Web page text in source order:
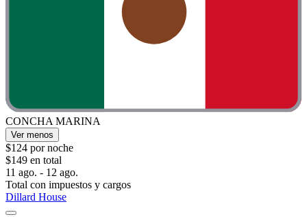
CONCHA MARINA
Ver menos
$124 por noche
$149 en total
11 ago. - 12 ago.
Total con impuestos y cargos
Dillard House